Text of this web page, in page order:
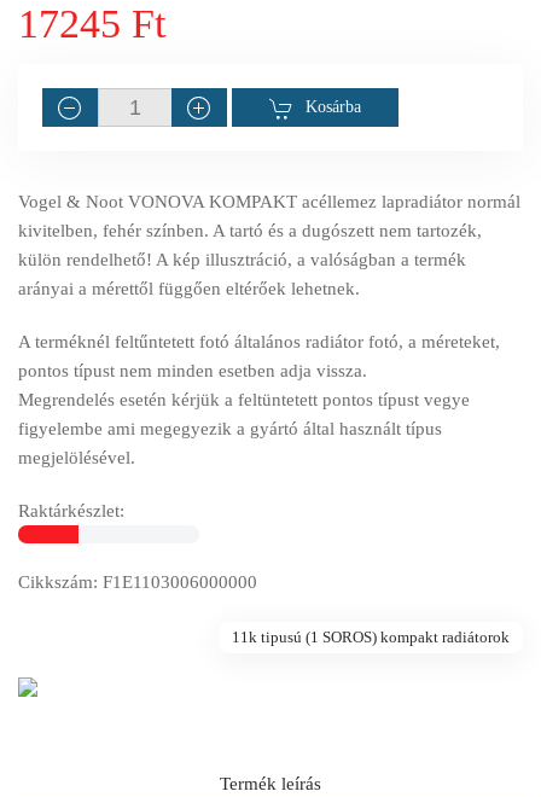
17245 Ft
Kosárba
Vogel & Noot VONOVA KOMPAKT acéllemez lapradiátor normál
kivitelben, fehér színben. A tartó és a dugószett nem tartozék,
külön rendelhető! A kép illusztráció, a valóságban a termék
arányai a mérettől függően eltérőek lehetnek.
A terméknél feltűntetett fotó általános radiátor fotó, a méreteket,
pontos típust nem minden esetben adja vissza.
Megrendelés esetén kérjük a feltüntetett pontos típust vegye
figyelembe ami megegyezik a gyártó által használt típus
megjelölésével.
Raktárkészlet:
Cikkszám: F1E1103006000000
11k tipusú (1 SOROS) kompakt radiátorok
Termék leírás